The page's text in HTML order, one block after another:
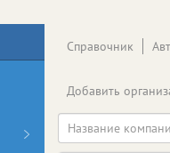
Справочник
Добавить